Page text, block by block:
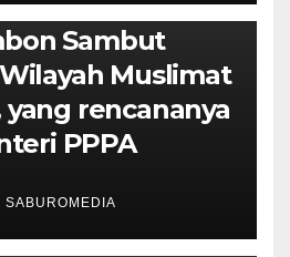
Sambut
Muslimat
yang rencananya
PPPA
SABUROMEDIA
& PEMERINTAHAN